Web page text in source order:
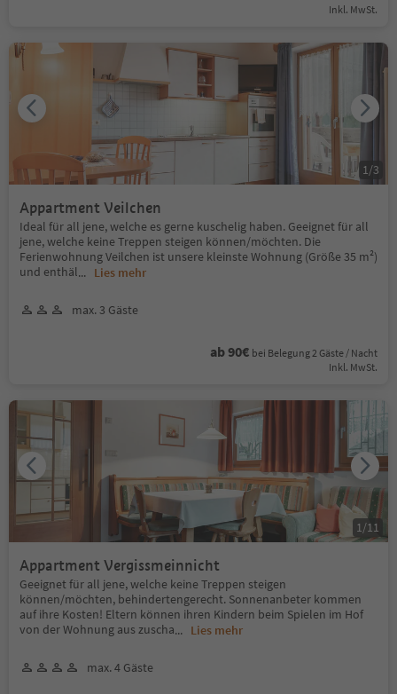
Inkl. MwSt.
Appartment Veilchen
Ideal für all jene, welche es gerne kuschelig haben. Geeignet für all
jene, welche keine Treppen steigen können/möchten. Die
Ferienwohnung Veilchen ist unsere kleinste Wohnung (Größe 35 m²)
und enthäl... Lies mehr
max. 3 Gäste
ab 90€ bei Belegung 2 Gäste / Nacht
Inkl. MwSt.
1 /3
Appartment Vergissmeinnicht
Geeignet für all jene, welche keine Treppen steigen
können/möchten, behindertengerecht. Sonnenanbeter kommen
auf ihre Kosten! Eltern können ihren Kindern beim Spielen im Hof
von der Wohnung aus zuscha... Lies mehr
max. 4 Gäste
1 /11